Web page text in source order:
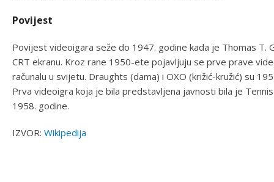
Povijest
Povijest videoigara seže do 1947. godine kada je Thomas
CRT ekranu. Kroz rane 1950-ete pojavljuju se prve prave
računalu u svijetu. Draughts (dama) i OXO (križić-kružić) su
Prva videoigra koja je bila predstavljena javnosti bila je
1958. godine.
IZVOR: Wikipedija